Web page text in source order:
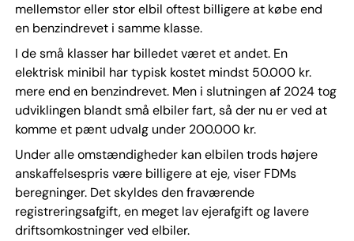
mellemstor eller stor elbil oftest billigere at købe end
en benzindrevet i samme klasse.
I de små klasser har billedet været et andet. En
elektrisk minibil har typisk kostet mindst 50.000 kr.
mere end en benzindrevet. Men i slutningen af 2024 tog
udviklingen blandt små elbiler fart, så der nu er ved at
komme et pænt udvalg under 200.000 kr.
Under alle omstændigheder kan elbilen trods højere
anskaffelsespris være billigere at eje, viser FDMs
beregninger. Det skyldes den fraværende
registreringsafgift, en meget lav ejerafgift og lavere
driftsomkostninger ved elbiler.